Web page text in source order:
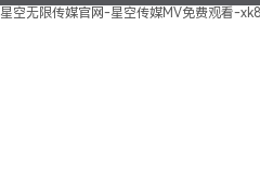
星空无限传媒官网-星空传媒MV免费观看-